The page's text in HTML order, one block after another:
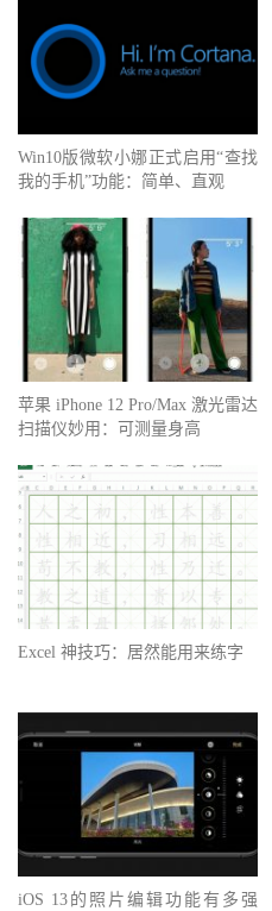
Win10版微软小娜正式启用“查找
我的手机”功能：简单、直观
苹果 iPhone 12 Pro/Max 激光雷达
扫描仪妙用：可测量身高
Excel 神技巧：居然能用来练字
iOS 13的照片编辑功能有多强